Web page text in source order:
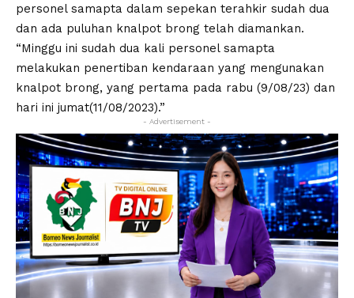
personel samapta dalam sepekan terahkir sudah dua
dan ada puluhan knalpot brong telah diamankan.
“Minggu ini sudah dua kali personel samapta
melakukan penertiban kendaraan yang mengunakan
knalpot brong, yang pertama pada rabu (9/08/23) dan
hari ini jumat(11/08/2023).”
- Advertisement -